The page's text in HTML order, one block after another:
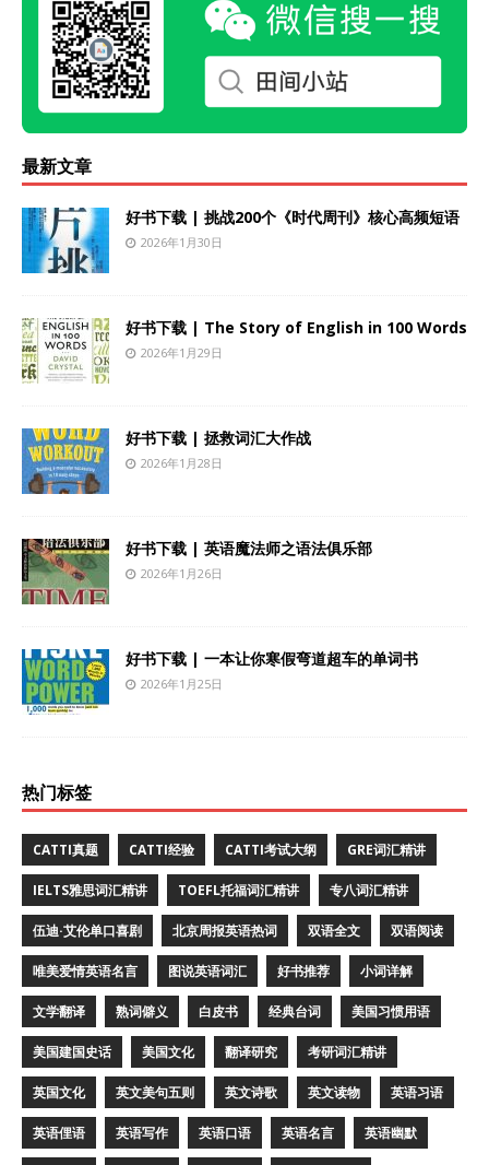
最新文章
好书下载 | 挑战200个《时代周刊》核心高频短语
2026年1月30日
好书下载 | The Story of English in 100 Words
2026年1月29日
好书下载 | 拯救词汇大作战
2026年1月28日
好书下载 | 英语魔法师之语法俱乐部
2026年1月26日
好书下载 | 一本让你寒假弯道超车的单词书
2026年1月25日
热门标签
CATTI真题 CATTI经验 CATTI考试大纲 GRE词汇精讲
IELTS雅思词汇精讲 TOEFL托福词汇精讲 专八词汇精讲
伍迪·艾伦单口喜剧 北京周报英语热词 双语全文 双语阅读
唯美爱情英语名言 图说英语词汇 好书推荐 小词详解
文学翻译 熟词僻义 白皮书 经典台词 美国习惯用语
美国建国史话 美国文化 翻译研究 考研词汇精讲
英国文化 英文美句五则 英文诗歌 英文读物 英语习语
英语俚语 英语写作 英语口语 英语名言 英语幽默